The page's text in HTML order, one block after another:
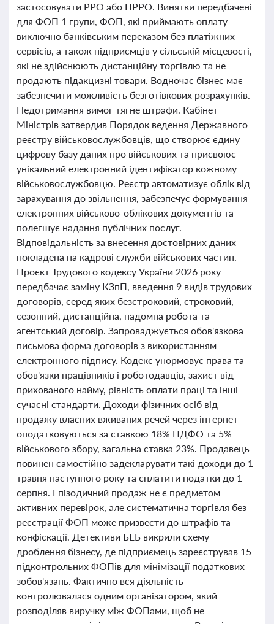
застосовувати РРО або ПРРО. Винятки передбачені
для ФОП 1 групи, ФОП, які приймають оплату
виключно банківським переказом без платіжних
сервісів, а також підприємців у сільській місцевості,
які не здійснюють дистанційну торгівлю та не
продають підакцизні товари. Водночас бізнес має
забезпечити можливість безготівкових розрахунків.
Недотримання вимог тягне штрафи. Кабінет
Міністрів затвердив Порядок ведення Державного
реєстру військовослужбовців, що створює єдину
цифрову базу даних про військових та присвоює
унікальний електронний ідентифікатор кожному
військовослужбовцю. Реєстр автоматизує облік від
зарахування до звільнення, забезпечує формування
електронних військово-облікових документів та
полегшує надання публічних послуг.
Відповідальність за внесення достовірних даних
покладена на кадрові служби військових частин.
Проєкт Трудового кодексу України 2026 року
передбачає заміну КЗпП, введення 9 видів трудових
договорів, серед яких безстроковий, строковий,
сезонний, дистанційна, надомна робота та
агентський договір. Запроваджується обов'язкова
письмова форма договорів з використанням
електронного підпису. Кодекс унормовує права та
обов'язки працівників і роботодавців, захист від
прихованого найму, рівність оплати праці та інші
сучасні стандарти. Доходи фізичних осіб від
продажу власних вживаних речей через інтернет
оподатковуються за ставкою 18% ПДФО та 5%
військового збору, загальна ставка 23%. Продавець
повинен самостійно задекларувати такі доходи до 1
травня наступного року та сплатити податки до 1
серпня. Епізодичний продаж не є предметом
активних перевірок, але систематична торгівля без
реєстрації ФОП може призвести до штрафів та
конфіскації. Детективи БЕБ викрили схему
дроблення бізнесу, де підприємець зареєстрував 15
підконтрольних ФОПів для мінімізації податкових
зобов'язань. Фактично вся діяльність
контролювалася одним організатором, який
розподіляв виручку між ФОПами, щоб не